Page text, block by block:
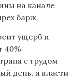
на канале
барж.
ущерб и
40%
с трудом
день, а власти